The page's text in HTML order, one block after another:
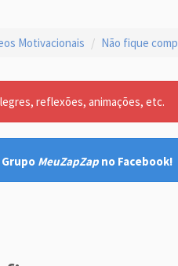
Motivacionais Não fique
reflexões, animações, etc.
Grupo MeuZapZap no Facebook!